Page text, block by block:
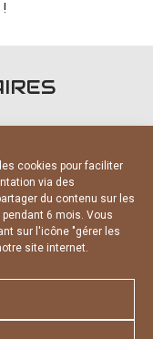
cookies pour faciliter
via des
du contenu sur les
6 mois. Vous
sur l'icône "gérer les
site internet.